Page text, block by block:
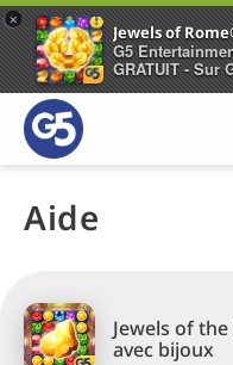
Jewels of
G5
GRATUIT - Sur
+
Aide
Jewels of
avec bijoux